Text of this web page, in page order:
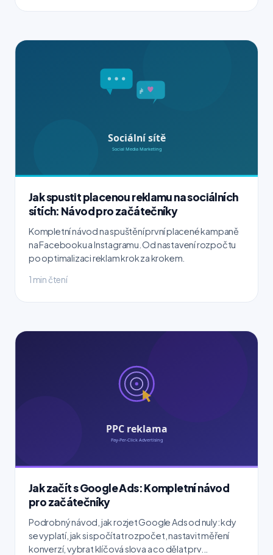
Jak spustit placenou reklamu na sociálních
sítích: Návod pro začátečníky
Kompletní návod na spuštění první placené kampaně
na Facebooku a Instagramu. Od nastavení rozpočtu
po optimalizaci reklam krok za krokem.
1 min čtení
Jak začít s Google Ads: Kompletní návod
pro začátečníky
Podrobný návod, jak rozjet Google Ads od nuly: kdy
se vyplatí, jak si spočítat rozpočet, nastavit měření
konverzí, vybrat klíčová slova a co dělat prv...